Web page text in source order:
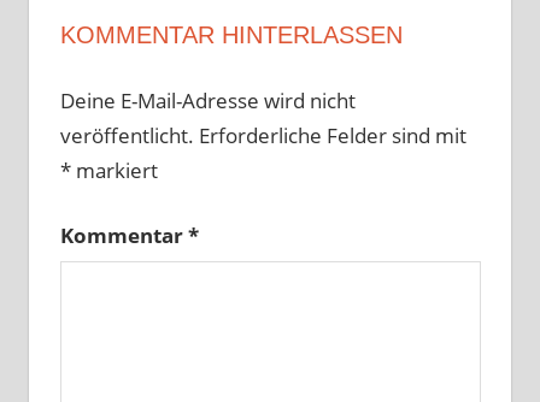
KOMMENTAR HINTERLASSEN
Deine E-Mail-Adresse wird nicht
veröffentlicht. Erforderliche Felder sind mit
*markiert
Kommentar*